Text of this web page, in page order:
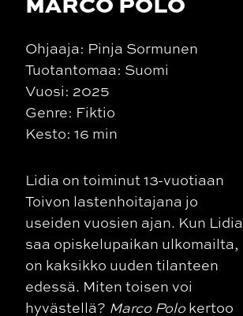
Ohjaaja: Pinja Sormunen
Tuotantomaa: Suomi
Vuosi: 2025
Genre: Fiktio
Kesto: 16 min
Lidia on toiminut 13-vuotiaan
Toivon lastenhoitajana jo
useiden vuosien ajan. Kun Lidia
saa opiskelupaikan ulkomailta,
on kaksikko uuden tilanteen
edessä. Miten toisen voi
hyvästellä? Marco Polokertoo